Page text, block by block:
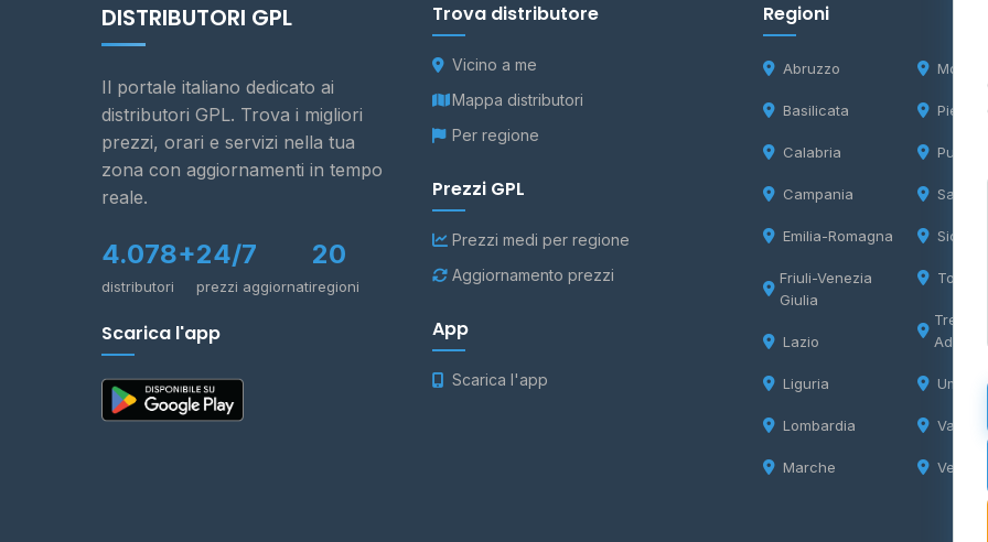
DISTRIBUTORI GPL
Il portale italiano dedicato ai
distributori GPL. Trova i migliori
prezzi, orari e servizi nella tua
zona con aggiornamenti in tempo
reale.
4.078+
distributori
24/7
prezzi aggiornati
20
regioni
Scarica l'app
Trova distributore
Vicino a me
Mappa distributori
Per regione
Prezzi GPL
Prezzi medi per regione
Aggiornamento prezzi
App
Scarica l'app
Regioni
Abruzzo
Basilicata
Calabria
Campania
Emilia-Romagna
Friuli-Venezia
Giulia
Lazio
Liguria
Lombardia
Marche
Molise
Puglia
Sicilia
Toscana
Adige
Umbria
Valle
Veneto